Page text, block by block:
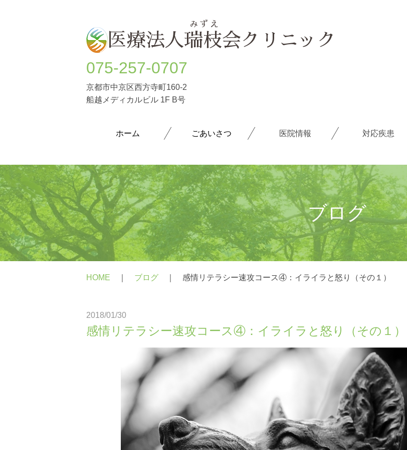
医療法人瑞枝会クリニック
075-257-0707
京都市中京区西方寺町160-2
船越メディカルビル 1F B号
ホーム ごあいさつ 医院情報 対応疾患
躁うつ病
大人の発達障害(ASD・ADHD)
パニック障害
PTSD
統合失調症
よくある質問
療養の手引き
障害年金の相談
ブログ
HOME ブログ 感情リテラシー速攻コース④：イライラと怒り（その１）
2018/01/30
感情リテラシー速攻コース④：イライラと怒り（その１）